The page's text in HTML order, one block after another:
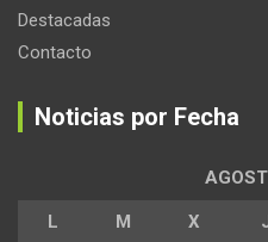
Destacadas
Contacto
Noticias por Fecha
L M X